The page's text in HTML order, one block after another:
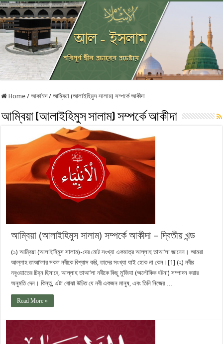
Home / আকাঈদ / আম্বিয়া (আলাইহিমুস সালাম) সম্পর্কে আকীদা
আম্বিয়া (আলাইহিমুস সালাম) সম্পর্কে আকীদা
আম্বিয়া (আলাইহিমুস সালাম) সম্পর্কে আকীদা – দ্বিতীয় খন্ড
(১) আম্বিয়া (আলাইহিমুস সালাম)-দের মোট সংখ্যা একমাত্র আল্লাহ তাআ’লা জানেন। আমরা
আল্লাহ তাআ’লার সকল নবীকে বিশ্বাস করি, তাদের সংখ্যা যাই হোক না কেন।[1] (২) নবীর
নবুওয়াতের চিহ্ন হিসাবে, আল্লাহ তাআ’লা নবীকে কিছু মু’জিযা (অলৌকিক ঘটনা) সম্পাদন করার
অনুমতি দেন। কিন্তু, এটা বোঝা উচিত যে নবী একজন মানুষ, এবং তিনি নিজের …
Read More »